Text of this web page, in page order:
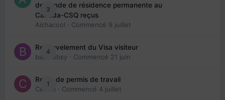
3
demande de résidence permanente au
Canada-CSQ reçus
Aichacool · Commencé 9 juillet
4
Renouvelement du Visa visiteur
babibubsy · Commencé 21 juin
1
Refus de permis de travail
Cedbri · Commencé 4 juillet